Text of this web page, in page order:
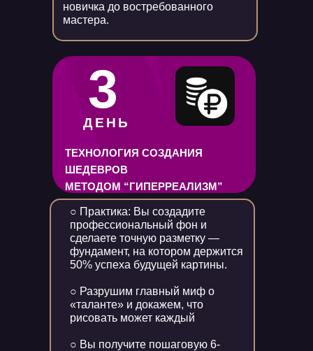
новичка до востребованного
мастера.
○ Практика: Вы создадите
профессиональный фон и
сделаете точную разметку —
фундамент, на котором держится
50% успеха будущей картины.
○ Разрушим главный миф о
«таланте» и докажем, что
рисовать может каждый
○ Вы получите пошаговую 6-
ТЕХНОЛОГИЯ СОЗДАНИЯ
ШЕДЕВРОВ
МЕТОДОМ “ГИПЕРРЕАЛИЗМ”
3
ДЕНЬ